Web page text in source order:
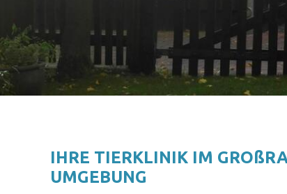
IHRE TIERKLINIK IM
UMGEBUNG